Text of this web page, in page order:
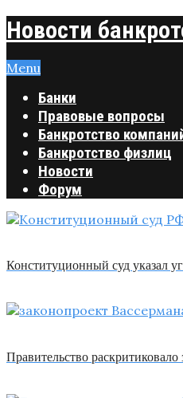
Новости
Menu
Банки
Правовые вопросы
Банкротство
Банкротство физлиц
Новости
Форум
Конституционный суд указал
Правительство раскритиковало